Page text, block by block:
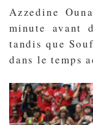
Azzedine
minute avant
tandis que
dans le temps